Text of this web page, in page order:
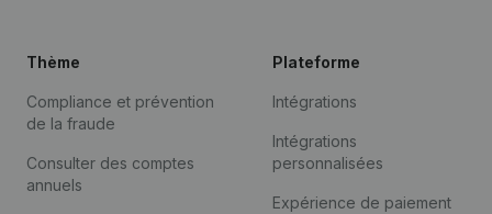
Thème
Compliance et prévention
de la fraude
Consulter des comptes
annuels
Plateforme
Intégrations
Intégrations
personnalisées
Expérience de paiement